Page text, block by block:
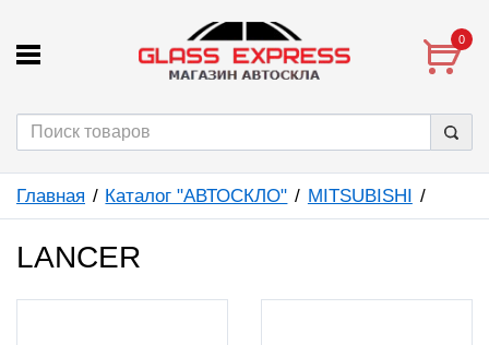
0
Главная Каталог "АВТОСКЛО" MITSUBISHI
LANCER